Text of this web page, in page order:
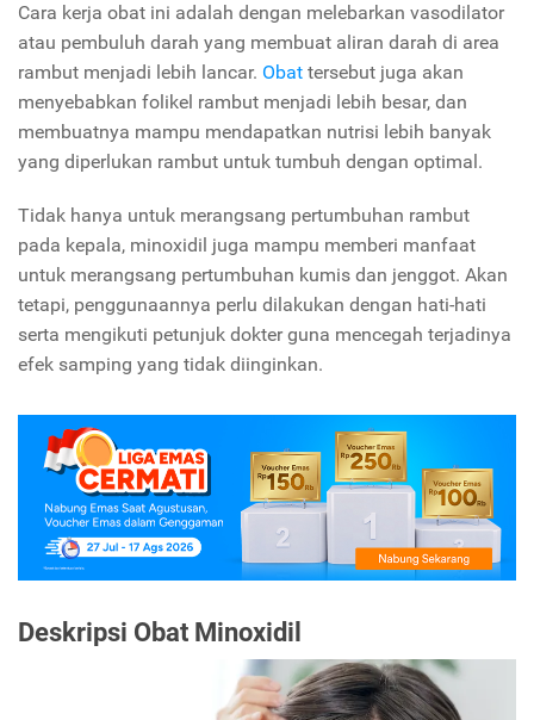
Cara kerja obat ini adalah dengan melebarkan vasodilator
atau pembuluh darah yang membuat aliran darah di area
rambut menjadi lebih lancar. Obat tersebut juga akan
menyebabkan folikel rambut menjadi lebih besar, dan
membuatnya mampu mendapatkan nutrisi lebih banyak
yang diperlukan rambut untuk tumbuh dengan optimal.
Tidak hanya untuk merangsang pertumbuhan rambut
pada kepala, minoxidil juga mampu memberi manfaat
untuk merangsang pertumbuhan kumis dan jenggot. Akan
tetapi, penggunaannya perlu dilakukan dengan hati-hati
serta mengikuti petunjuk dokter guna mencegah terjadinya
efek samping yang tidak diinginkan.
Deskripsi Obat Minoxidil